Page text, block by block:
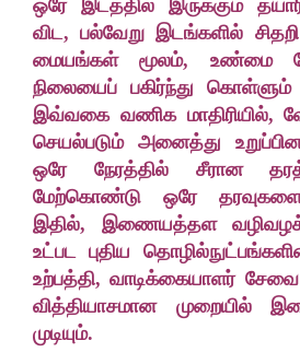
ஒரே இடத்தில் இருக்கும்
விட, பல்வேறு இடங்களில்
மையங்கள் மூலம், உண்மை
நிலையைப் பகிர்ந்து கொள்ளும்
இவ்வகை வணிக மாதிரியில்,
செயல்படும் அனைத்து
ஒரே நேரத்தில் சீரான
மேற்கொண்டு ஒரே
இதில், இணையத்தள
உட்பட புதிய
உற்பத்தி, வாடிக்கையாளர்
வித்தியாசமான முறையில்
முடியும்.